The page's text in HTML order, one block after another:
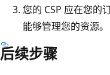
您的 CSP 应在您的
能够管理您的资源。
后续步骤